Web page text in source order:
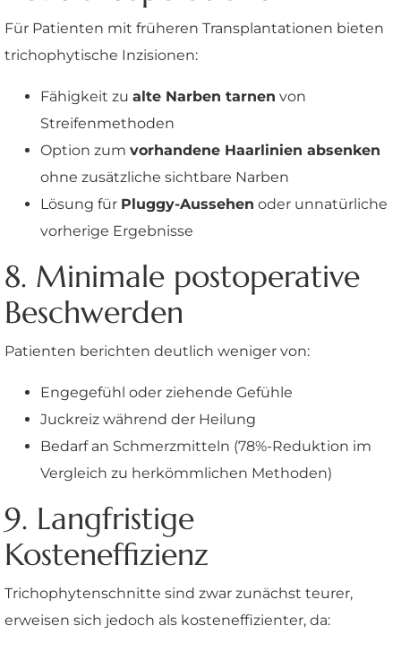
Für Patienten mit früheren Transplantationen bieten
trichophytische Inzisionen:
Fähigkeit zu alte Narben tarnen von
Streifenmethoden
Option zum vorhandene Haarlinien absenken
ohne zusätzliche sichtbare Narben
Lösung für Pluggy-Aussehen oder unnatürliche
vorherige Ergebnisse
8. Minimale postoperative
Beschwerden
Patienten berichten deutlich weniger von:
Engegefühl oder ziehende Gefühle
Juckreiz während der Heilung
Bedarf an Schmerzmitteln (78%-Reduktion im
Vergleich zu herkömmlichen Methoden)
9. Langfristige
Kosteneffizienz
Trichophytenschnitte sind zwar zunächst teurer,
erweisen sich jedoch als kosteneffizienter, da: